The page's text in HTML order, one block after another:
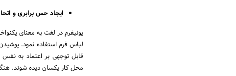
ایجاد حس برابری و
یونیفرم در لغت به معنای
لباس فرم استفاده نمود.
قابل توجهی بر اعتماد به
محل کار یکسان دیده شوند.